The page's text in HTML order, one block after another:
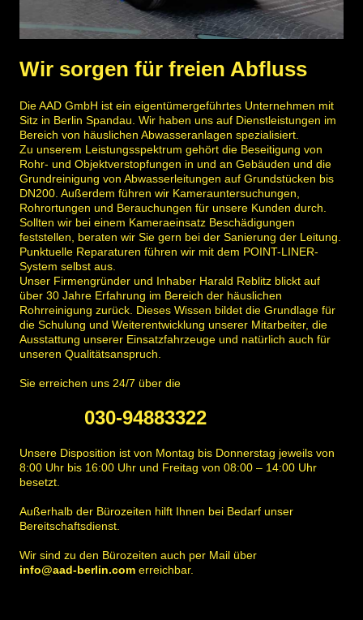
Wir sorgen für freien Abfluss
Die AAD GmbH ist ein eigentümergeführtes Unternehmen mit
Sitz in Berlin Spandau. Wir haben uns auf Dienstleistungen im
Bereich von häuslichen Abwasseranlagen spezialisiert.
Zu unserem Leistungsspektrum gehört die Beseitigung von
Rohr- und Objektverstopfungen in und an Gebäuden und die
Grundreinigung von Abwasserleitungen auf Grundstücken bis
DN200. Außerdem führen wir Kamerauntersuchungen,
Rohrortungen und Berauchungen für unsere Kunden durch.
Sollten wir bei einem Kameraeinsatz Beschädigungen
feststellen, beraten wir Sie gern bei der Sanierung der Leitung.
Punktuelle Reparaturen führen wir mit dem POINT-LINER-
System selbst aus.
Unser Firmengründer und Inhaber Harald Reblitz blickt auf
über 30 Jahre Erfahrung im Bereich der häuslichen
Rohrreinigung zurück. Dieses Wissen bildet die Grundlage für
die Schulung und Weiterentwicklung unserer Mitarbeiter, die
Ausstattung unserer Einsatzfahrzeuge und natürlich auch für
unseren Qualitätsanspruch.
Sie erreichen uns 24/7 über die
030-94883322
Unsere Disposition ist von Montag bis Donnerstag jeweils von
8:00 Uhr bis 16:00 Uhr und Freitag von 08:00 – 14:00 Uhr
besetzt.
Außerhalb der Bürozeiten hilft Ihnen bei Bedarf unser
Bereitschaftsdienst.
Wir sind zu den Bürozeiten auch per Mail über
info@aad-berlin.com erreichbar.